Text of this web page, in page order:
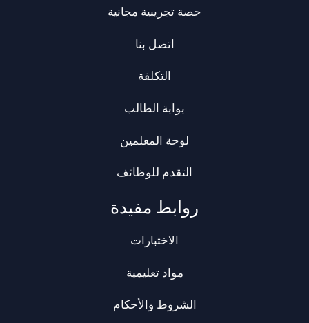
حصة تجريبية مجانية
اتصل بنا
التكلفة
بوابة الطالب
لوحة المعلمين
التقدم للوظائف
روابط مفيدة
الاختبارات
مواد تعليمية
الشروط والأحكام